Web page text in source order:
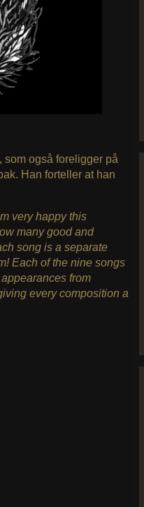
også foreligger på
Han forteller at han
very happy this
many good and
song is a separate
Each of the nine songs
from
every composition a